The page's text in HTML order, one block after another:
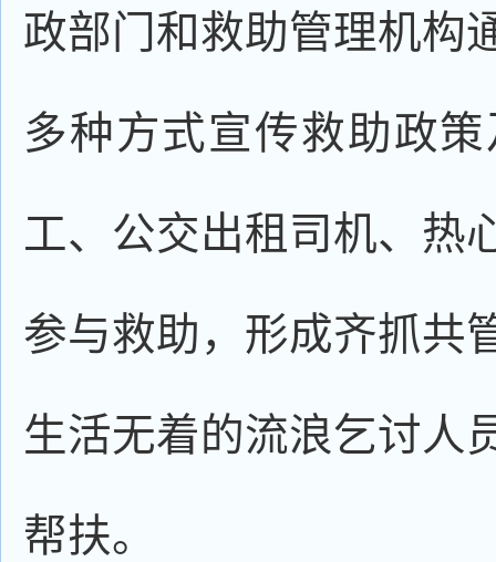
政部门和救助管理机构
多种方式宣传救助政
工、公交出租司机、热
参与救助，形成齐抓共
生活无着的流浪乞讨人
帮扶。